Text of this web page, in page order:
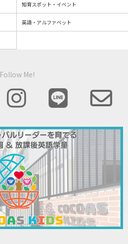
知育スポット・イベント
英語・アルファベット
Follow Me!